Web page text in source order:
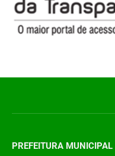
PREFEITURA